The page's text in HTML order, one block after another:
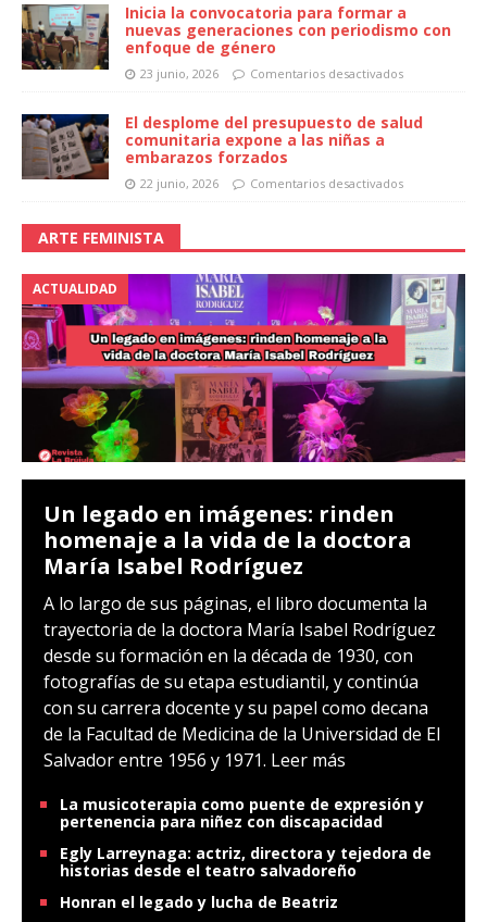
Inicia la convocatoria para formar a
nuevas generaciones con periodismo con
enfoque de género
23 junio, 2026 Comentarios desactivados
El desplome del presupuesto de salud
comunitaria expone a las niñas a
embarazos forzados
22 junio, 2026 Comentarios desactivados
ARTE FEMINISTA
ACTUALIDAD
Un legado en imágenes: rinden
homenaje a la vida de la doctora
María Isabel Rodríguez
A lo largo de sus páginas, el libro documenta la
trayectoria de la doctora María Isabel Rodríguez
desde su formación en la década de 1930, con
fotografías de su etapa estudiantil, y continúa
con su carrera docente y su papel como decana
de la Facultad de Medicina de la Universidad de El
Salvador entre 1956 y 1971. Leer más
La musicoterapia como puente de expresión y
pertenencia para niñez con discapacidad
Egly Larreynaga: actriz, directora y tejedora de
historias desde el teatro salvadoreño
Honran el legado y lucha de Beatriz